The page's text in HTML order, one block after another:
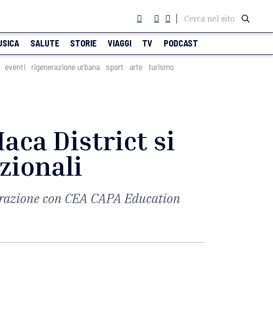
Cerca nel sito
SALUTE STORIE VIAGGI TV PODCAST
eventi rigenerazione urbana sport arte turismo
District si
con CEA CAPA Education